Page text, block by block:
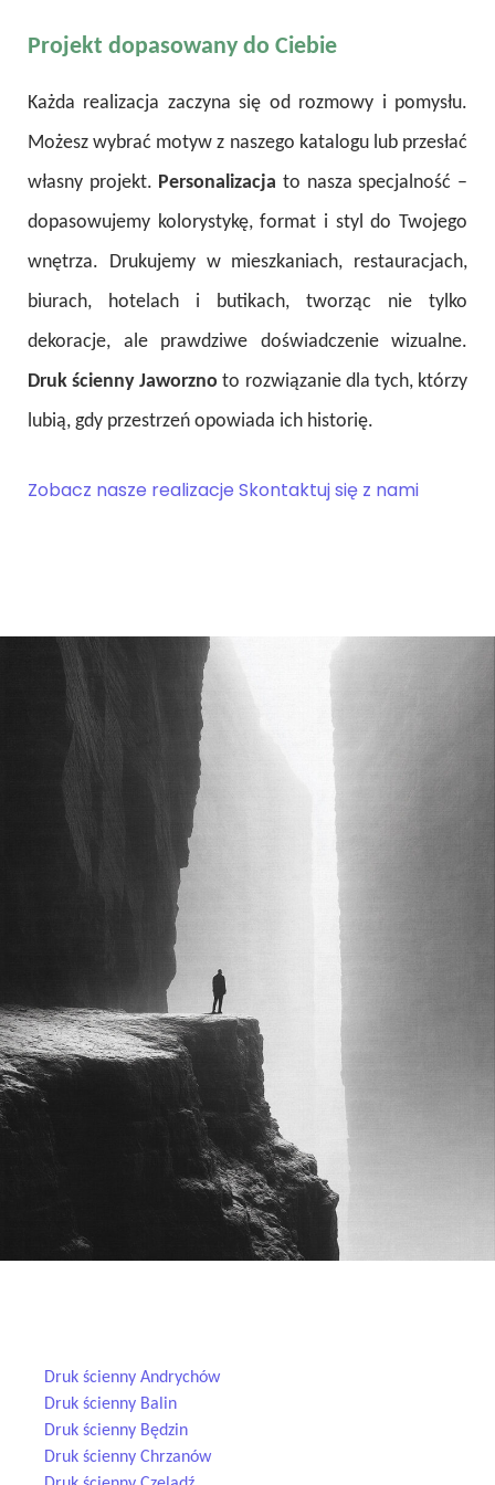
Projekt dopasowany do Ciebie
Każda realizacja zaczyna się od rozmowy i pomysłu.
Możesz wybrać motyw z naszego katalogu lub przesłać
własny projekt. Personalizacja to nasza specjalność –
dopasowujemy kolorystykę, format i styl do Twojego
wnętrza. Drukujemy w mieszkaniach, restauracjach,
biurach, hotelach i butikach, tworząc nie tylko
dekoracje, ale prawdziwe doświadczenie wizualne.
Druk ścienny Jaworzno to rozwiązanie dla tych, którzy
lubią, gdy przestrzeń opowiada ich historię.
Zobacz nasze realizacje Skontaktuj się z nami
Druk ścienny Andrychów
Druk ścienny Balin
Druk ścienny Będzin
Druk ścienny Chrzanów